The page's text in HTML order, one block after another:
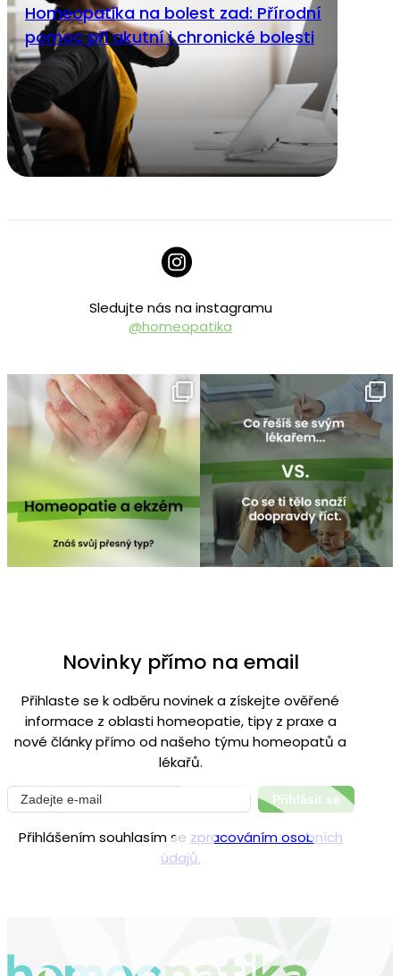
Homeopatika na bolest zad: Přírodní
pomoc při akutní i chronické bolesti
Sledujte nás na instagramu
@homeopatika
homeopatika.cz
Čvc 25
homeopatika.cz
Čvc 16
Novinky přímo na email
Přihlaste se k odběru novinek a získejte ověřené
informace z oblasti homeopatie, tipy z praxe a
nové články přímo od našeho týmu homeopatů a
lékařů.
Přihlásit se
Přihlášením souhlasím se zpracováním osobních
údajů.